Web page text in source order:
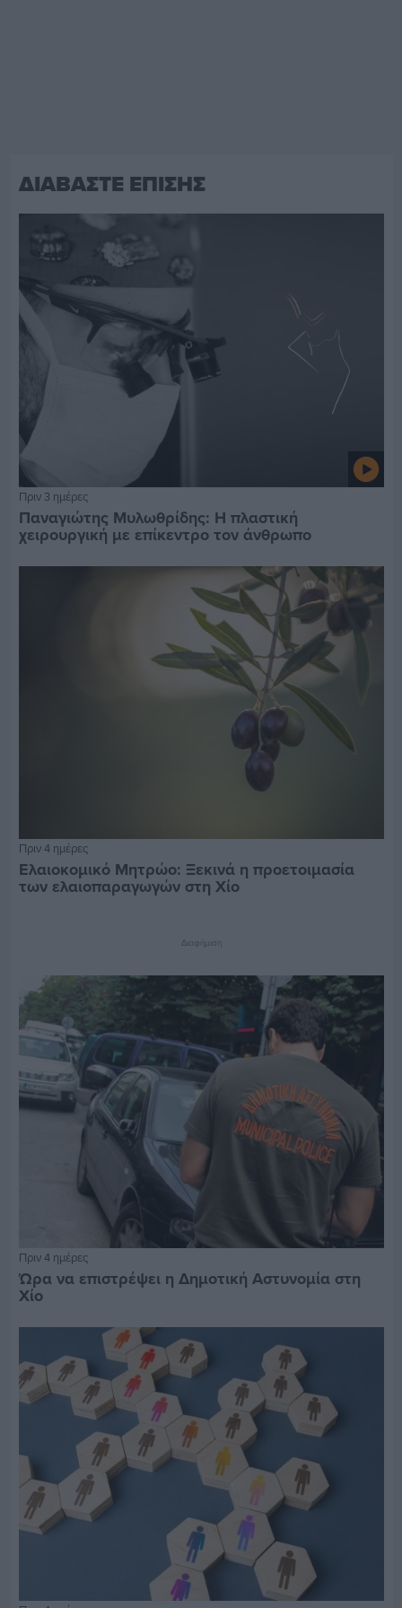
ΔΙΑΒΑΣΤΕ ΕΠΙΣΗΣ
Πριν 3 ημέρες
Παναγιώτης Μυλωθρίδης: Η πλαστική
χειρουργική με επίκεντρο τον άνθρωπο
Πριν 4 ημέρες
Ελαιοκομικό Μητρώο: Ξεκινά η προετοιμασία
των ελαιοπαραγωγών στη Χίο
Διαφήμιση
Πριν 4 ημέρες
Ώρα να επιστρέψει η Δημοτική Αστυνομία στη
Χίο